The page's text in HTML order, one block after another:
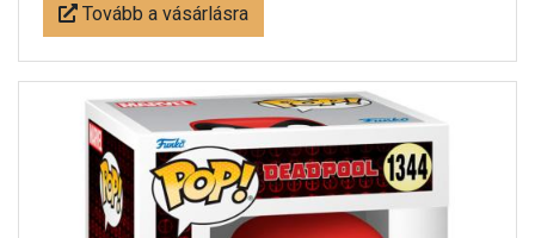
Tovább a vásárlásra